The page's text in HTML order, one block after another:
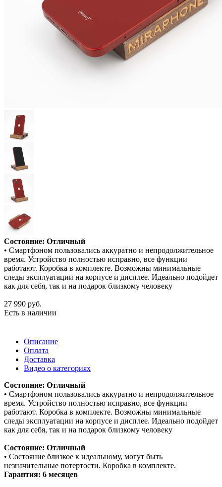
Состояние: Отличный
• Смартфоном пользовались аккуратно и непродолжительное
время. Устройство полностью исправно, все функции
работают. Коробка в комплекте. Возможны минимальные
следы эксплуатации на корпусе и дисплее. Идеально подойдет
как для себя, так и на подарок близкому человеку
27 990 руб.
Есть в наличии
Описание
Оплата
Доставка
Видео о категориях
Состояние: Отличный
• Смартфоном пользовались аккуратно и непродолжительное
время. Устройство полностью исправно, все функции
работают. Коробка в комплекте. Возможны минимальные
следы эксплуатации на корпусе и дисплее. Идеально подойдет
как для себя, так и на подарок близкому человеку
Состояние: Отличный
• Состояние близкое к идеальному, могут быть
незначительные потертости. Коробка в комплекте.
Гарантия: 6 месяцев